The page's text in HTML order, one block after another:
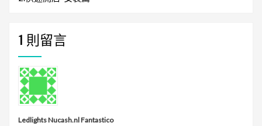
1 則留言
Ledlights Nucash.nl Fantastico